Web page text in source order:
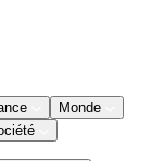
Monde